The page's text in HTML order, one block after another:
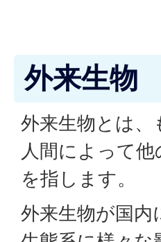
外来生物
外来生物とは
人間によって
を指します。
外来生物が国内